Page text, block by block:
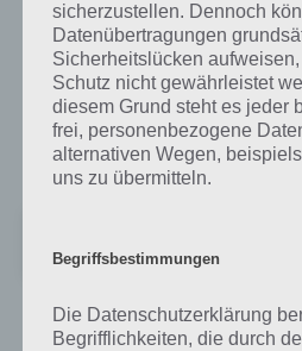
Equalizer, Themes, Songtexte,
Ansichtslisten runden diesen tollen
Wenn du den Rocket Music Player auf
für Android installieren magst, dann
einfach unter folgendem Link:
Preis:Kostenlos
Die Apple User müssen hier leider auf
verzichten, da es Apple nicht zulässt,
sicherzustellen. Dennoch
Datenübertragungen
Sicherheitslücken
Schutz nicht gewährleistet
diesem Grund steht es jeder
frei, personenbezogene
alternativen Wegen,
uns zu übermitteln.
Begriffsbestimmungen
Die Datenschutzerklärung
Begrifflichkeiten, die durch